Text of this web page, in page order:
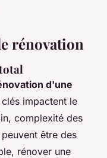
rénovation
d'une
impactent le
complexité des
être des
rénover une